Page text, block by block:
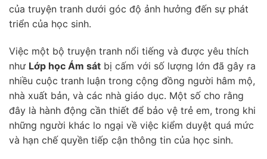
của truyện tranh dưới góc độ ảnh hưởng đến sự phát
triển của học sinh.
Việc một bộ truyện tranh nổi tiếng và được yêu thích
như Lớp học Ám sát bị cấm với số lượng lớn đã gây ra
nhiều cuộc tranh luận trong cộng đồng người hâm mộ,
nhà xuất bản, và các nhà giáo dục. Một số cho rằng
đây là hành động cần thiết để bảo vệ trẻ em, trong khi
những người khác lo ngại về việc kiểm duyệt quá mức
và hạn chế quyền tiếp cận thông tin của học sinh.